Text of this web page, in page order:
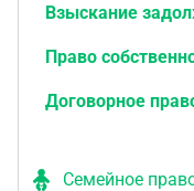
Взыскание
Право
Договорное
Семейное